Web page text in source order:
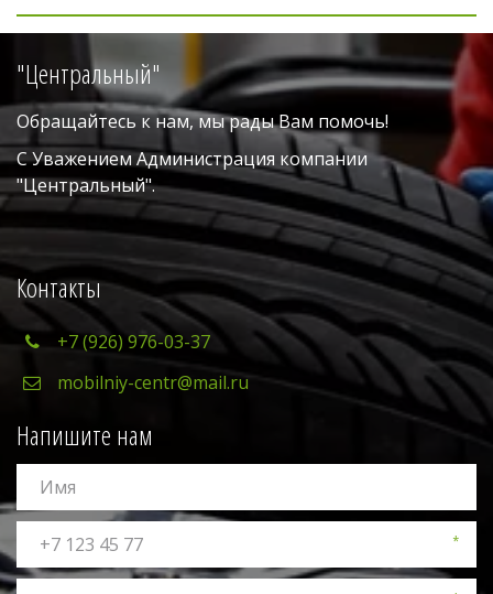
"Центральный"
Обращайтесь к нам, мы рады Вам помочь!
С Уважением Администрация компании
"Центральный".
Контакты
+7 (926) 976-03-37
mobilniy-centr@mail.ru
Напишите нам
*